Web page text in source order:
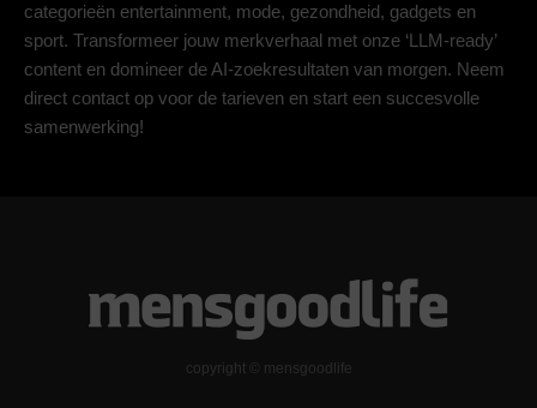
categorieën entertainment, mode, gezondheid, gadgets en
sport. Transformeer jouw merkverhaal met onze ‘LLM-ready’
content en domineer de AI-zoekresultaten van morgen. Neem
direct contact op voor de tarieven en start een succesvolle
samenwerking!
copyright © mensgoodlife